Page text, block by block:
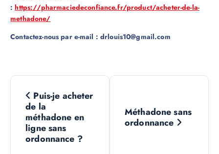
:https://pharmaciedeconfiance.fr/product/acheter-de-la-
methadone/
Contactez-nous par e-mail : drlouis10@gmail.com
N
Puis-je acheter
de la
méthadone en
ligne sans
ordonnance ?
Méthadone sans
ordonnance